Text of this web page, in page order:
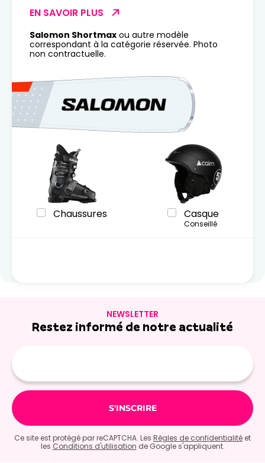
EN SAVOIR PLUS
Salomon Shortmax ou autre modèle
correspondant à la catégorie réservée. Photo
non contractuelle.
Chaussures Casque
Conseillé
NEWSLETTER
Restez informé de notre actualité
mail
Ce site est protégé par reCAPTCHA. Les Règles de confidentialité et
les Conditions d'utilisation de Google s'appliquent.